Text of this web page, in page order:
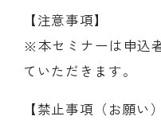
【注意事項】
※本セミナーは申込
ていただきます。
【禁止事項（お願い）